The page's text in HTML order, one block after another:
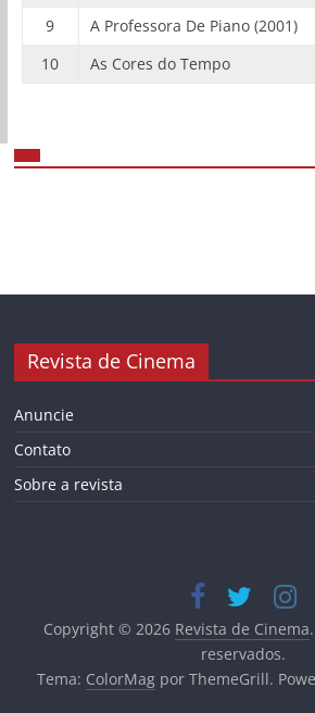
9
A Professora De Piano (2001)
10
As Cores do Tempo
Revista de Cinema
Anuncie
Contato
Sobre a revista
Copyright © 2026 Revista de Cinema
reservados.
Tema: ColorMagpor ThemeGrill.